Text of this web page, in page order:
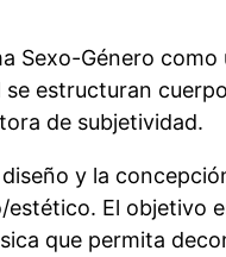
Sexo-Género como
estructuran
de subjetividad.
y la
estético. El objetivo
que permita